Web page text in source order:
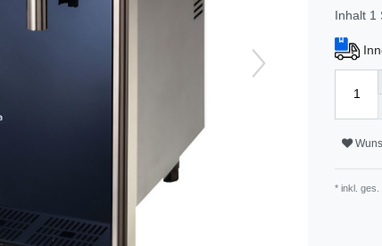
Inhalt 1
* inkl. ges.